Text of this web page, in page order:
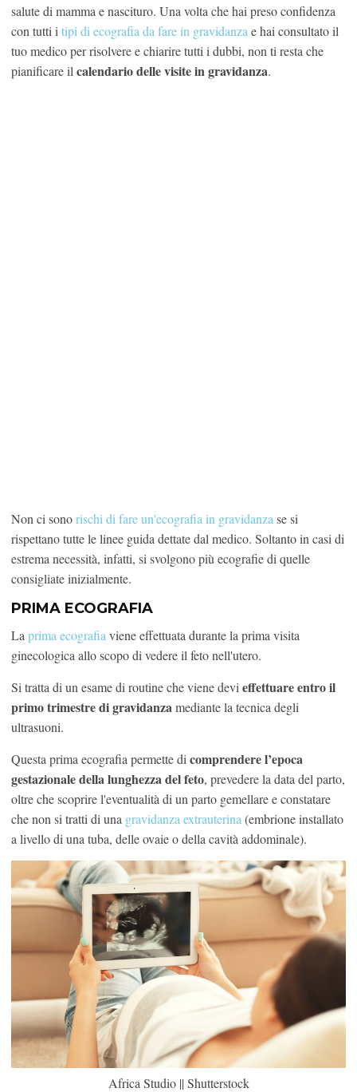
salute di mamma e nascituro. Una volta che hai preso confidenza
con tutti i tipi di ecografia da fare in gravidanza e hai consultato il
tuo medico per risolvere e chiarire tutti i dubbi, non ti resta che
pianificare il calendario delle visite in gravidanza.
Non ci sonorischi di fare un'ecografia in gravidanza se si
rispettano tutte le linee guida dettate dal medico. Soltanto in casi di
estrema necessità, infatti, si svolgono più ecografie di quelle
consigliate inizialmente.
PRIMA ECOGRAFIA
La prima ecografia viene effettuata durante la prima visita
ginecologica allo scopo di vedere il feto nell'utero.
Si tratta di un esame di routine che viene devi effettuare entro il
primo trimestre di gravidanzamediante la tecnica degli
ultrasuoni.
Questa prima ecografia permette di comprendere l’epoca
gestazionale della lunghezza del feto, prevedere la data del parto,
oltre che scoprire l'eventualità di un parto gemellare e constatare
che non si tratti di una gravidanza extrauterina (embrione installato
a livello di una tuba, delle ovaie o della cavità addominale).
Africa Studio || Shutterstock